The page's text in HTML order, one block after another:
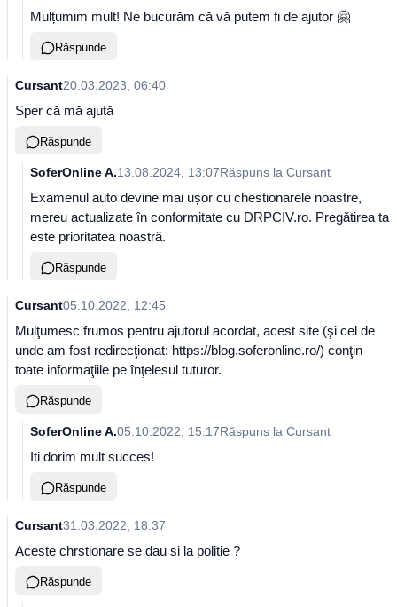
Mulțumim mult! Ne bucurăm că vă putem fi de ajutor 🤗
Răspunde
Cursant20.03.2023, 06:40
Sper că mă ajută
Răspunde
SoferOnline A.13.08.2024, 13:07Răspuns la Cursant
Examenul auto devine mai ușor cu chestionarele noastre,
mereu actualizate în conformitate cu DRPCIV.ro. Pregătirea ta
este prioritatea noastră.
Răspunde
Cursant05.10.2022, 12:45
Mulţumesc frumos pentru ajutorul acordat, acest site (şi cel de
unde am fost redirecţionat: https://blog.soferonline.ro/) conţin
toate informaţiile pe înţelesul tuturor.
Răspunde
SoferOnline A.05.10.2022, 15:17Răspuns la Cursant
Iti dorim mult succes!
Răspunde
Cursant31.03.2022, 18:37
Aceste chrstionare se dau si la politie ?
Răspunde